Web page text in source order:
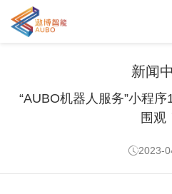
新闻
“AUBO机器人服务”小程
围观
2023-